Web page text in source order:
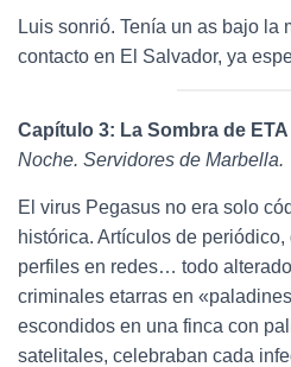
Luis sonrió. Tenía un as bajo la
contacto en El Salvador, ya
Capítulo 3: La Sombra de ETA
Noche. Servidores de Marbella.
El virus Pegasus no era solo
histórica. Artículos de
perfiles en redes… todo
criminales etarras en
escondidos en una finca con
satelitales, celebraban cada